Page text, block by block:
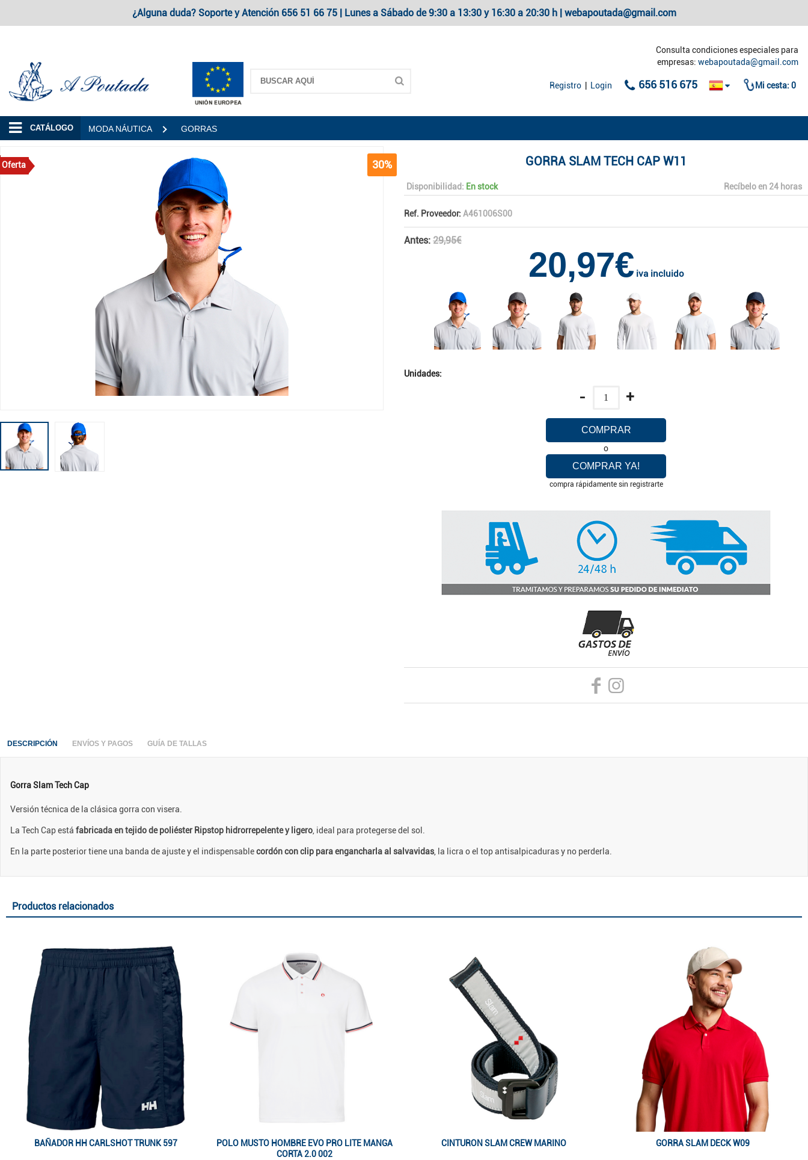
¿Alguna duda? Soporte y Atención 656 51 66 75 | Lunes a Sábado de 9:30 a 13:30 y 16:30 a 20:30 h | webapoutada@gmail.com
Consulta condiciones especiales para
empresas: webapoutada@gmail.com
Registro Login 656 516 675 Mi cesta: 0
CATÁLOGO MODA NÁUTICA GORRAS
Oferta 30% GORRA SLAM TECH CAP W11
Disponibilidad: En stock Recíbelo en 24 horas
Ref. Proveedor: A461006S00
Antes: 29,95€
20,97€ iva incluido
Unidades:
- +
COMPRAR
o
COMPRAR YA!
compra rápidamente sin registrarte
DESCRIPCIÓN ENVÍOS Y PAGOS GUÍA DE TALLAS
Gorra Slam Tech Cap
Versión técnica de la clásica gorra con visera.
La Tech Cap está fabricada en tejido de poliéster Ripstop hidrorrepelente y ligero, ideal para protegerse del sol.
En la parte posterior tiene una banda de ajuste y el indispensablecordón con clip para engancharla al salvavidas, la licra o el top antisalpicaduras y no perderla.
Productos relacionados
BAÑADOR HH CARLSHOT TRUNK 597
POLO MUSTO HOMBRE EVO PRO LITE MANGA
CORTA 2.0 002
CINTURON SLAM CREW MARINO GORRA SLAM DECK W09